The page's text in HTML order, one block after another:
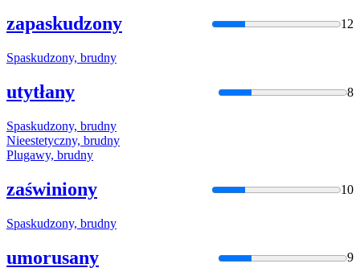
zapaskudzony 12
Spaskudzony, brudny
utytłany 8
Spaskudzony, brudny
Nieestetyczny, brudny
Plugawy, brudny
zaświniony 10
Spaskudzony, brudny
umorusany 9